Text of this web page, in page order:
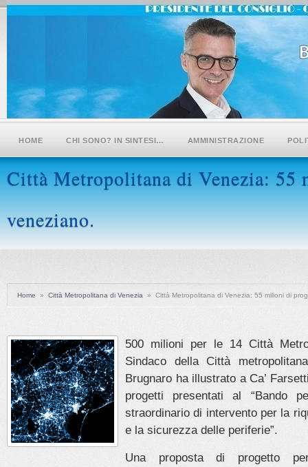
HOME CHI SONO? IN SINTESI… AMMINISTRAZIONE
Città Metropolitana di Venezia:
veneziano.
Home » Città Metropolitana di Venezia » Città Metropolitana di Venezia: 55 milioni di
500 milioni per le 14 Città
Sindaco della Città
Brugnaro ha illustrato a Ca’
progetti presentati al “Bando
straordinario di intervento per la
e la sicurezza delle periferie”.
Una proposta di progetto